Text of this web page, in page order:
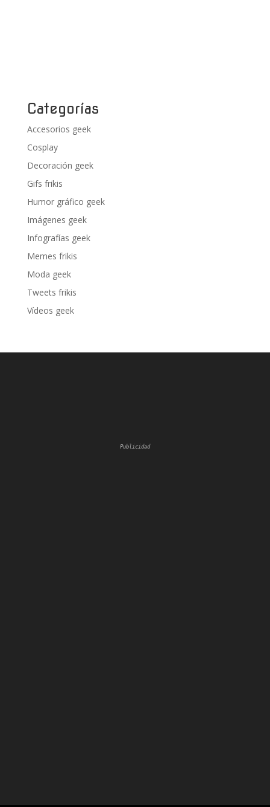
Categorías
Accesorios geek
Cosplay
Decoración geek
Gifs frikis
Humor gráfico geek
Imágenes geek
Infografías geek
Memes frikis
Moda geek
Tweets frikis
Vídeos geek
Publicidad